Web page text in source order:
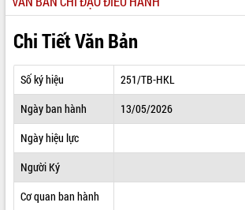
LÃNH ĐẠO UBND TỈNH
TIN TỨC SỰ KIỆN
SỞ, BAN, NGÀNH
THÔNG TIN CHỈ ĐẠO ĐIỀU HÀNH
HỆ THỐNG VĂN BẢN
Chi Tiết Văn Bản
Số ký hiệu
251/TB-HKL
Ngày ban hành
13/05/2026
Ngày hiệu lực
Người Ký
Cơ quan ban hành